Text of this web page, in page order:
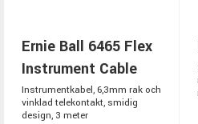
Ernie Ball 6465 Flex
Instrument Cable
Instrumentkabel, 6,3mm rak och
vinklad telekontakt, smidig
design, 3 meter